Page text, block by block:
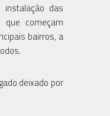
das
que começam
bairros, a
deixado por